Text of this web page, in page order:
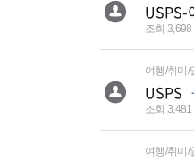
USPS-
조회 3,698
여행/취미/
USPS
조회 3,481
여행/취미/